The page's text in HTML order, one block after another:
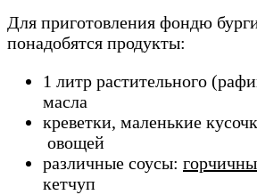
Для приготовления фондю
понадобятся продукты:
1 литр растительного
масла
креветки, маленькие
овощей
различные соусы:
кетчуп